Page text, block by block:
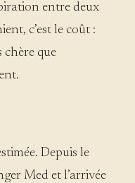
entre deux
c’est le coût :
chère que
Depuis le
Med et l’arrivée